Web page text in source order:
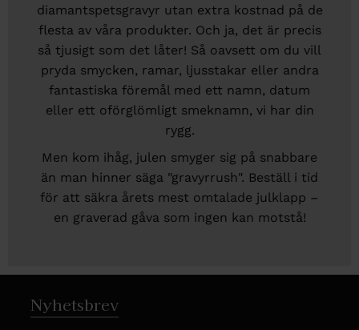
diamantspetsgravyr utan extra kostnad på de
flesta av våra produkter. Och ja, det är precis
så tjusigt som det låter! Så oavsett om du vill
pryda smycken, ramar, ljusstakar eller andra
fantastiska föremål med ett namn, datum
eller ett oförglömligt smeknamn, vi har din
rygg.
Men kom ihåg, julen smyger sig på snabbare
än man hinner säga "gravyrrush". Beställ i tid
för att säkra årets mest omtalade julklapp –
en graverad gåva som ingen kan motstå!
Nyhetsbrev